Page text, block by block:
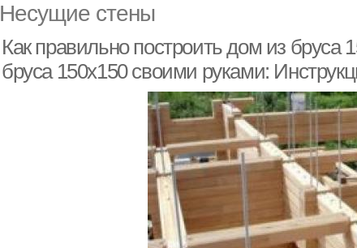
Несущие стены
Как правильно построить дом из
бруса 150х150 своими руками: